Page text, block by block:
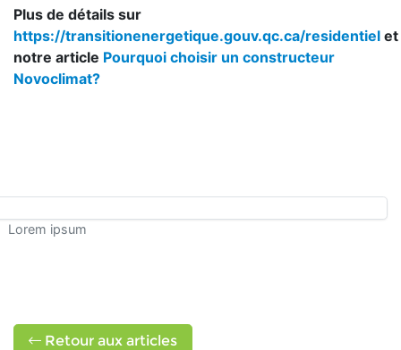
Plus de détails sur
https://transitionenergetique.gouv.qc.ca/residentiel et
notre article Pourquoi choisir un constructeur
Novoclimat?
Lorem ipsum
Retour aux articles